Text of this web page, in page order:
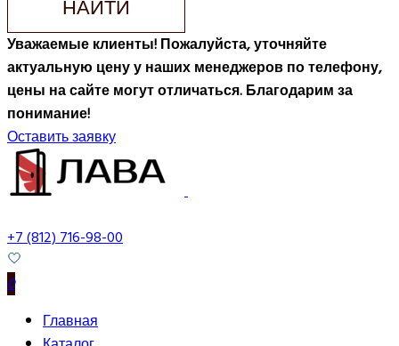
НАЙТИ
Уважаемые клиенты! Пожалуйста, уточняйте
актуальную цену у наших менеджеров по телефону,
цены на сайте могут отличаться. Благодарим за
понимание!
Оставить заявку
+7 (812) 716-98-00
0
Главная